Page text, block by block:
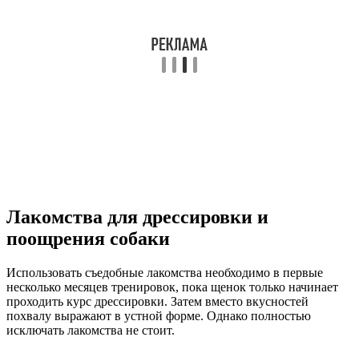
Лакомства для дрессировки и
поощрения собаки
Использовать съедобные лакомства необходимо в первые
несколько месяцев тренировок, пока щенок только начинает
проходить курс дрессировки. Затем вместо вкусностей
похвалу выражают в устной форме. Однако полностью
исключать лакомства не стоит.